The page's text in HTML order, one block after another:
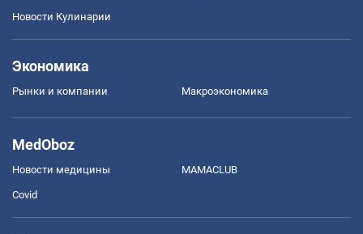
Новости Кулинарии
Экономика
Рынки и компании Mакроэкономика
MedOboz
Новости медицины MAMACLUB
Covid